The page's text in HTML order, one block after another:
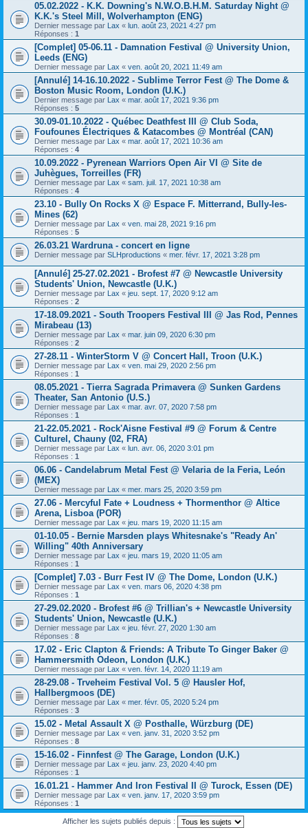
05.02.2022 - K.K. Downing's N.W.O.B.H.M. Saturday Night @
K.K.'s Steel Mill, Wolverhampton (ENG)
Dernier message par Lax « lun. août 23, 2021 4:27 pm
Réponses : 1
[Complet] 05-06.11 - Damnation Festival @ University Union,
Leeds (ENG)
Dernier message par Lax « ven. août 20, 2021 11:49 am
[Annulé] 14-16.10.2022 - Sublime Terror Fest @ The Dome &
Boston Music Room, London (U.K.)
Dernier message par Lax « mar. août 17, 2021 9:36 pm
Réponses : 5
30.09-01.10.2022 - Québec Deathfest III @ Club Soda,
Foufounes Électriques & Katacombes @ Montréal (CAN)
Dernier message par Lax « mar. août 17, 2021 10:36 am
Réponses : 4
10.09.2022 - Pyrenean Warriors Open Air VI @ Site de
Juhègues, Torreilles (FR)
Dernier message par Lax « sam. juil. 17, 2021 10:38 am
Réponses : 4
23.10 - Bully On Rocks X @ Espace F. Mitterrand, Bully-les-
Mines (62)
Dernier message par Lax « ven. mai 28, 2021 9:16 pm
Réponses : 5
26.03.21 Wardruna - concert en ligne
Dernier message par SLHproductions « mer. févr. 17, 2021 3:28 pm
[Annulé] 25-27.02.2021 - Brofest #7 @ Newcastle University
Students' Union, Newcastle (U.K.)
Dernier message par Lax « jeu. sept. 17, 2020 9:12 am
Réponses : 2
17-18.09.2021 - South Troopers Festival III @ Jas Rod, Pennes
Mirabeau (13)
Dernier message par Lax « mar. juin 09, 2020 6:30 pm
Réponses : 2
27-28.11 - WinterStorm V @ Concert Hall, Troon (U.K.)
Dernier message par Lax « ven. mai 29, 2020 2:56 pm
Réponses : 1
08.05.2021 - Tierra Sagrada Primavera @ Sunken Gardens
Theater, San Antonio (U.S.)
Dernier message par Lax « mar. avr. 07, 2020 7:58 pm
Réponses : 1
21-22.05.2021 - Rock'Aisne Festival #9 @ Forum & Centre
Culturel, Chauny (02, FRA)
Dernier message par Lax « lun. avr. 06, 2020 3:01 pm
Réponses : 1
06.06 - Candelabrum Metal Fest @ Velaria de la Feria, León
(MEX)
Dernier message par Lax « mer. mars 25, 2020 3:59 pm
27.06 - Mercyful Fate + Loudness + Thormenthor @ Altice
Arena, Lisboa (POR)
Dernier message par Lax « jeu. mars 19, 2020 11:15 am
01-10.05 - Bernie Marsden plays Whitesnake's "Ready An'
Willing" 40th Anniversary
Dernier message par Lax « jeu. mars 19, 2020 11:05 am
Réponses : 1
[Complet] 7.03 - Burr Fest IV @ The Dome, London (U.K.)
Dernier message par Lax « ven. mars 06, 2020 4:38 pm
Réponses : 1
27-29.02.2020 - Brofest #6 @ Trillian's + Newcastle University
Students' Union, Newcastle (U.K.)
Dernier message par Lax « jeu. févr. 27, 2020 1:30 am
Réponses : 8
17.02 - Eric Clapton & Friends: A Tribute To Ginger Baker @
Hammersmith Odeon, London (U.K.)
Dernier message par Lax « ven. févr. 14, 2020 11:19 am
28-29.08 - Trveheim Festival Vol. 5 @ Hausler Hof,
Hallbergmoos (DE)
Dernier message par Lax « mer. févr. 05, 2020 5:24 pm
Réponses : 3
15.02 - Metal Assault X @ Posthalle, Würzburg (DE)
Dernier message par Lax « ven. janv. 31, 2020 3:52 pm
Réponses : 8
15-16.02 - Finnfest @ The Garage, London (U.K.)
Dernier message par Lax « jeu. janv. 23, 2020 4:40 pm
Réponses : 1
16.01.21 - Hammer And Iron Festival II @ Turock, Essen (DE)
Dernier message par Lax « ven. janv. 17, 2020 3:59 pm
Réponses : 1
Afficher les sujets publiés depuis :